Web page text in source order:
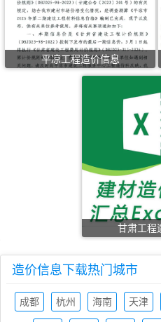
平凉工程造价信息
甘肃工程
造价信息下载热门城市
成都
杭州
海南
天津